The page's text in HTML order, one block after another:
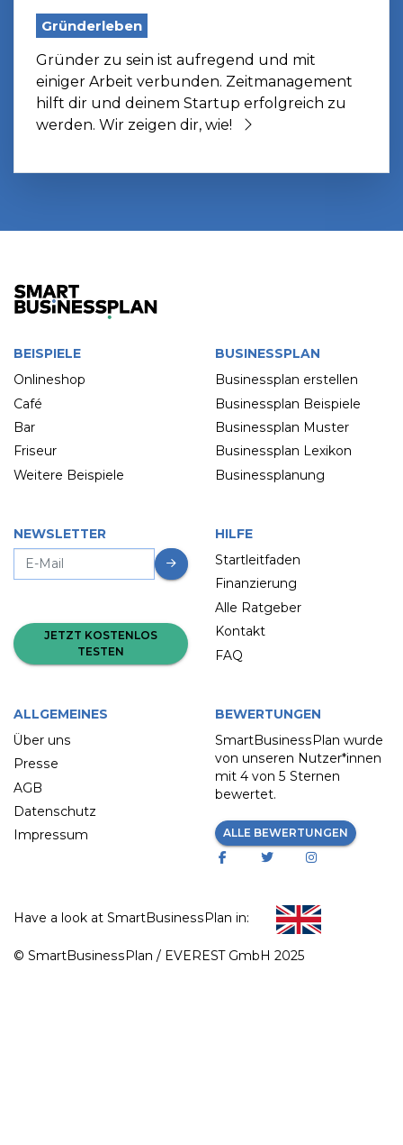
Gründerleben
Gründer zu sein ist aufregend und mit
einiger Arbeit verbunden. Zeitmanagement
hilft dir und deinem Startup erfolgreich zu
werden. Wir zeigen dir, wie!
BEISPIELE
Onlineshop
Café
Bar
Friseur
Weitere Beispiele
BUSINESSPLAN
Businessplan erstellen
Businessplan Beispiele
Businessplan Muster
Businessplan Lexikon
Businessplanung
NEWSLETTER
JETZT KOSTENLOS
TESTEN
HILFE
Startleitfaden
Finanzierung
Alle Ratgeber
Kontakt
FAQ
ALLGEMEINES
Über uns
Presse
AGB
Datenschutz
Impressum
BEWERTUNGEN
SmartBusinessPlan wurde
von unseren Nutzer*innen
mit 4 von 5 Sternen
bewertet.
ALLE BEWERTUNGEN
© SmartBusinessPlan / EVEREST GmbH 2025
Have a look at SmartBusinessPlan in: